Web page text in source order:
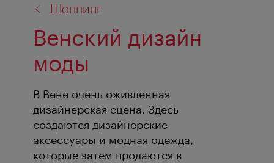
Шоппинг
Венский дизайн
моды
В Вене очень оживленная
дизайнерская сцена. Здесь
создаются дизайнерские
аксессуары и модная одежда,
которые затем продаются в